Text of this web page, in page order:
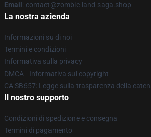
Email : contact@zombie-land-saga.shop
La nostra azienda
Informazioni su di noi
Termini e condizioni
Informativa sulla privacy
DMCA - Informativa sul copyright
CA SB657: Legge sulla trasparenza della
Il nostro supporto
Condizioni di spedizione e consegna
Termini di pagamento